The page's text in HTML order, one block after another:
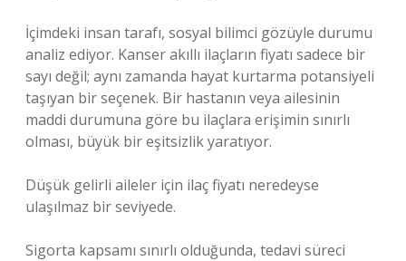
İçimdeki insan tarafı, sosyal bilimci gözüyle durumu
analiz ediyor. Kanser akıllı ilaçların fiyatı sadece bir
sayı değil; aynı zamanda hayat kurtarma potansiyeli
taşıyan bir seçenek. Bir hastanın veya ailesinin
maddi durumuna göre bu ilaçlara erişimin sınırlı
olması, büyük bir eşitsizlik yaratıyor.
Düşük gelirli aileler için ilaç fiyatı neredeyse
ulaşılmaz bir seviyede.
Sigorta kapsamı sınırlı olduğunda, tedavi süreci